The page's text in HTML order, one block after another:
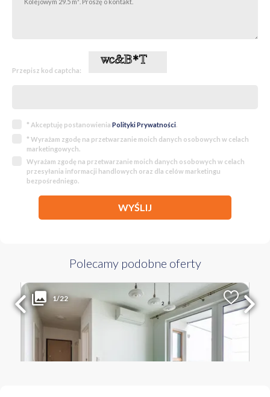
To jedna z tych przestrzeni, które najlepiej poznaje się na żywo.
Przepisz kod captcha:
* Akceptuję postanowienia Polityki Prywatności.
* Wyrażam zgodę na przetwarzanie moich danych osobowych w celach
marketingowych.
Wyrażam zgodę na przetwarzanie moich danych osobowych w celach
przesyłania informacji handlowych oraz dla celów marketingu
bezpośredniego.
WYŚLIJ
Polecamy podobne oferty
1/22Liczba pokoi Powierzchnia
39.63 m2
Cena za m2
91 PLN
MAZOWIECKIE Warszawa ul. Jagiellońska